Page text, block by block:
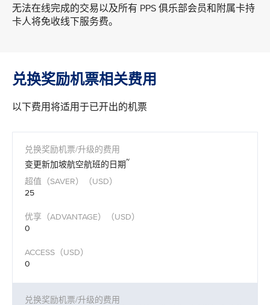
无法在线完成的交易以及所有 PPS 俱乐部会员和附属卡持
卡人将免收线下服务费。
兑换奖励机票相关费用
以下费用将适用于已开出的机票
变更新加坡航空航班的日期~
25
0
0